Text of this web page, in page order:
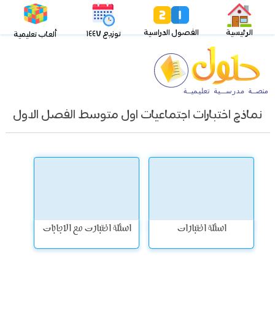
الرئيسية الفصول الدراسية توزيع ١٤٤٧ ألعاب تعليمية
نماذج اختبارات اجتماعيات اول متوسط الفصل الاول
اسئلة اختبارات اسئلة اختبارت مع الاجابات